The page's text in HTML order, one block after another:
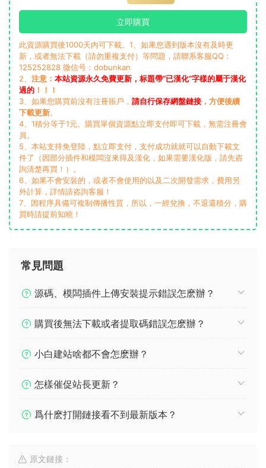
立即購買
此資源購買後1000天内可下載。1、如果您遇到版本沒有及時更
新，或者無法下載（請勿重複支付）等問題，請聯系客服QQ：
125252828 微信号：dobunkan
2、 注意： 本站資源永久免費更新，标題帶“已漢化”字樣的屬于漢化
過的 ！！！
3、如果您購買前沒有注冊賬戶， 請自行保存網盤鏈接 ，方便後續
下載更新。
4、1積分等于1元。購買單個資源點立即支付即可下載，無需注冊會
員。
5、本站支持免登陸，點立即支付，支付成功就就可以自動下載文
件了（因部分插件和模闆沒來得及漢化，如果需要漢化版，請先咨
詢清楚再買！）。
6、如果不會安裝的，或者不會使用的以及二次開發需求，費用另
外計算，詳情請咨詢客服！
7、因程序具備可複制傳播性質，所以，一經兌換，不退還積分，購
買時請提前知曉！
常見問題
源碼、模闆插件上傳安裝提示錯誤怎麽辦？
購買後無法下載或者提取碼錯誤怎麽辦？
小白建站啥都不會怎麽辦？
怎樣催促站長更新？
爲什麽打開鏈接看不到最新版本？
原文鏈接：